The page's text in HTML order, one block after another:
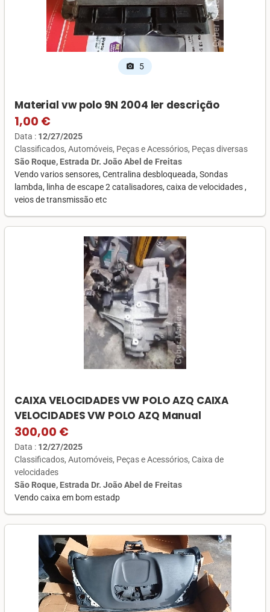
photo_camera 5
Material vw polo 9N 2004 ler descrição
1,00 €
Data : 12/27/2025
Classificados Automóveis Peças e Acessórios Peças diversas
São Roque, Estrada Dr. João Abel de Freitas
Vendo varios sensores, Centralina desbloqueada, Sondas
lambda, linha de escape 2 catalisadores, caixa de velocidades ,
veios de transmissão etc
CAIXA VELOCIDADES VW POLO AZQ CAIXA
VELOCIDADES VW POLO AZQ Manual
300,00 €
Data : 12/27/2025
Classificados Automóveis Peças e Acessórios Caixa de
velocidades
São Roque, Estrada Dr. João Abel de Freitas
Vendo caixa em bom estadp